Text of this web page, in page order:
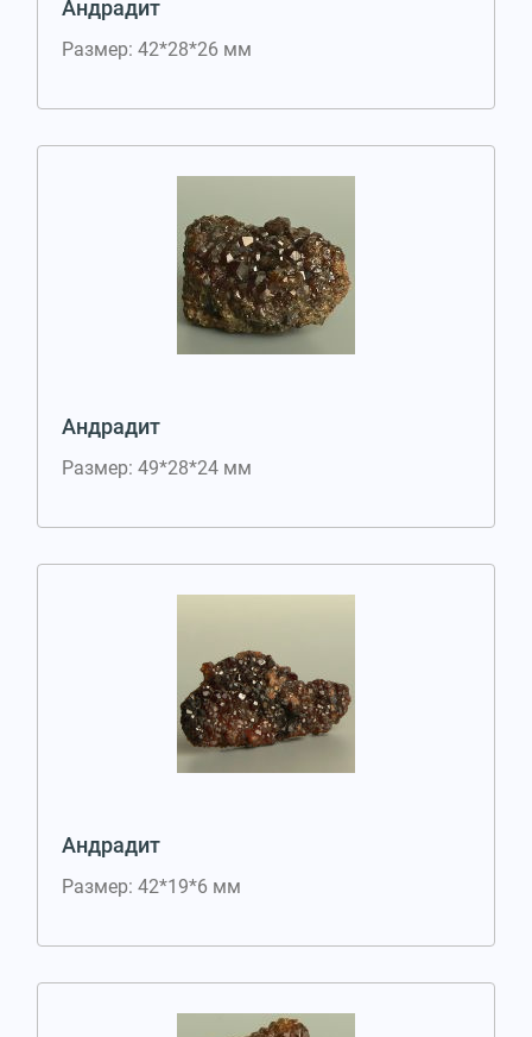
Андрадит
Размер: 42*28*26 мм
Андрадит
Размер: 49*28*24 мм
Андрадит
Размер: 42*19*6 мм